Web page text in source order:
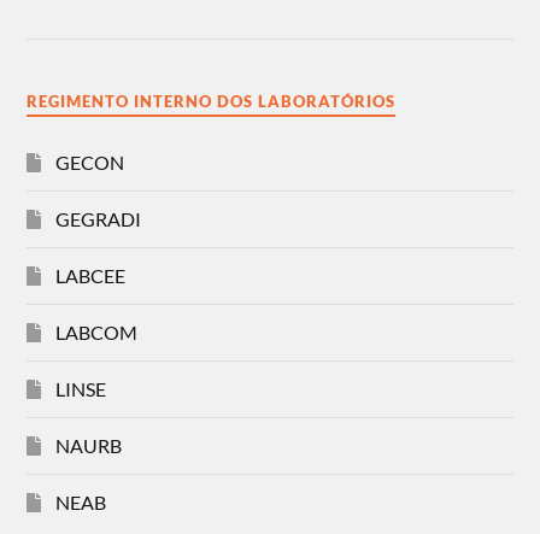
REGIMENTO INTERNO DOS LABORATÓRIOS
GECON
GEGRADI
LABCEE
LABCOM
LINSE
NAURB
NEAB